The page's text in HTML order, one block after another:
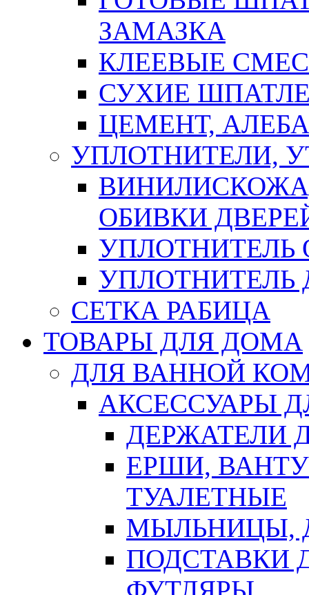
ЗАМАЗКА
КЛЕЕВЫЕ
СУХИЕ
ЦЕМЕНТ,
УПЛОТНИТЕЛИ,
ОБИВКИ
УПЛОТНИТЕЛЬ
СЕТКА РАБИЦА
ТОВАРЫ ДЛЯ ДОМА
ДЛЯ ВАННОЙ
АКСЕССУАРЫ
ДЕРЖАТЕЛИ
ЕРШИ,
ТУАЛЕТНЫЕ
МЫЛЬНИЦЫ,
ПОДСТАВКИ